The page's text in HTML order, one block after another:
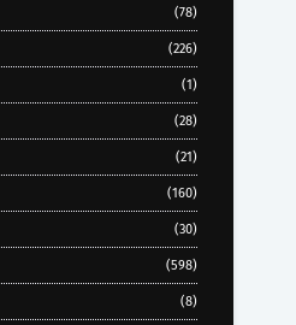
(78)
(226)
(1)
(28)
(21)
(160)
(30)
(598)
(8)